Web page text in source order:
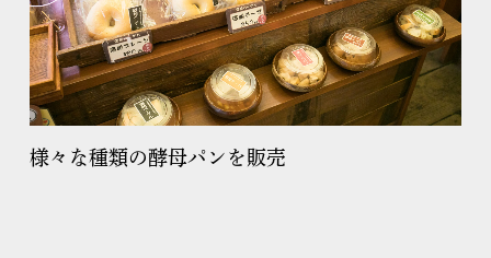
様々な種類の酵母パンを販売